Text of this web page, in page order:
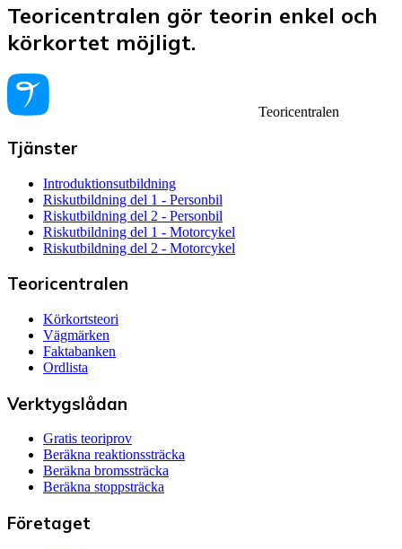
Teoricentralen gör teorin enkel och
körkortet möjligt.
Teoricentralen
Tjänster
Introduktionsutbildning
Riskutbildning del 1 - Personbil
Riskutbildning del 2 - Personbil
Riskutbildning del 1 - Motorcykel
Riskutbildning del 2 - Motorcykel
Teoricentralen
Körkortsteori
Vägmärken
Faktabanken
Ordlista
Verktygslådan
Gratis teoriprov
Beräkna reaktionssträcka
Beräkna bromssträcka
Beräkna stoppsträcka
Företaget